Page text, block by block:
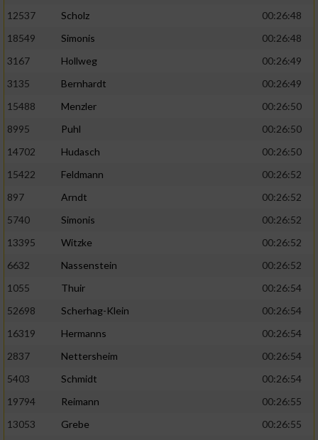
12537
Scholz
00:26:48
18549
Simonis
00:26:48
3167
Hollweg
00:26:49
3135
Bernhardt
00:26:49
15488
Menzler
00:26:50
8995
Puhl
00:26:50
14702
Hudasch
00:26:50
15422
Feldmann
00:26:52
897
Arndt
00:26:52
5740
Simonis
00:26:52
13395
Witzke
00:26:52
6632
Nassenstein
00:26:52
1055
Thuir
00:26:54
52698
Scherhag-Klein
00:26:54
16319
Hermanns
00:26:54
2837
Nettersheim
00:26:54
5403
Schmidt
00:26:54
19794
Reimann
00:26:55
13053
Grebe
00:26:55